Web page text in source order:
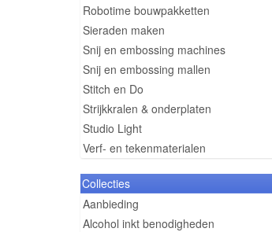
Robotime bouwpakketten
Sieraden maken
Snij en embossing machines
Snij en embossing mallen
Stitch en Do
Strijkkralen & onderplaten
Studio Light
Verf- en tekenmaterialen
Collecties
Aanbieding
Alcohol inkt benodigheden